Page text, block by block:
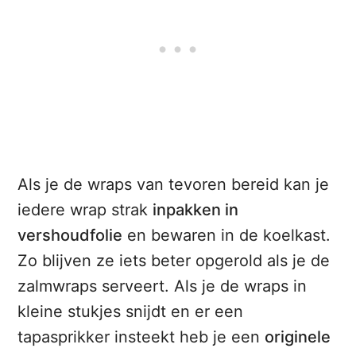
Als je de wraps van tevoren bereid kan je
iedere wrap strak inpakken in
vershoudfolie en bewaren in de koelkast.
Zo blijven ze iets beter opgerold als je de
zalmwraps serveert. Als je de wraps in
kleine stukjes snijdt en er een
tapasprikker insteekt heb je een originele